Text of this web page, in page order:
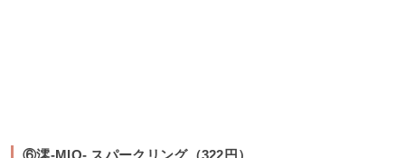
⑥澪-MIO- スパークリング（322円）